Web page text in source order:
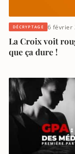
DÉCRYPTAGE 6 février
La Croix voit
que ça dure !